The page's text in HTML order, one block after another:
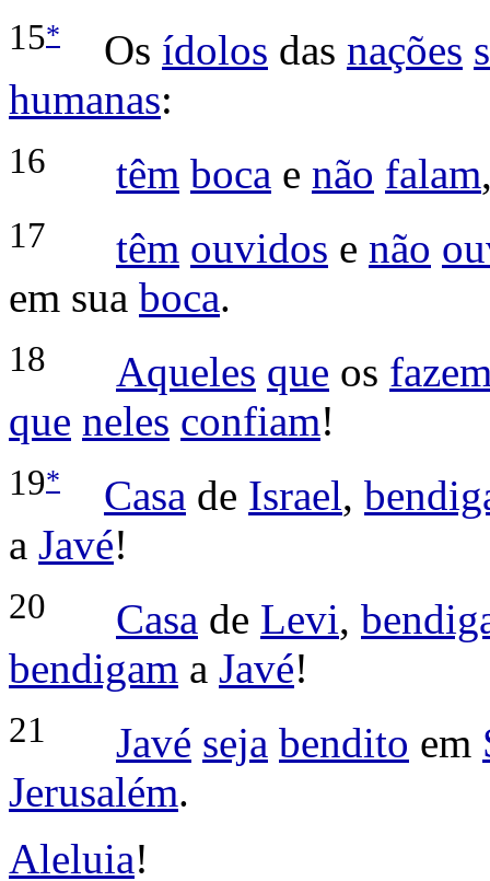
15* Os ídolos das nações
humanas:
16 têm boca e não falam
17 têm ouvidos e não
em sua boca.
18 Aqueles que os
que neles confiam!
19* Casa de Israel,
a Javé!
20 Casa de Levi,
bendigam a Javé!
21 Javé seja bendito em
Jerusalém.
Aleluia!